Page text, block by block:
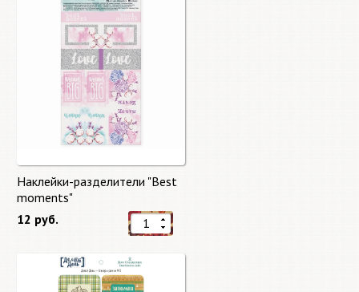
Наклейки-разделители "Best
moments"
12 руб.